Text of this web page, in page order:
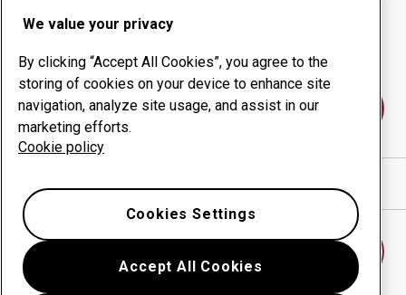
Management der
Betriebszeit
Kontakt
We value your privacy
By clicking “Accept All Cookies”, you agree to the
storing of cookies on your device to enhance site
navigation, analyze site usage, and assist in our
marketing efforts.
Cookie policy
Accept All Cookies
Cookies Settings